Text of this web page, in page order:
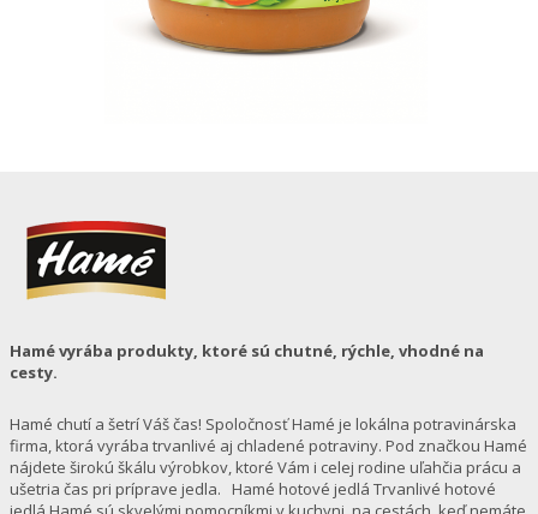
Hamé vyrába produkty, ktoré sú chutné, rýchle, vhodné na
cesty.
Hamé chutí a šetrí Váš čas! Spoločnosť Hamé je lokálna potravinárska
firma, ktorá vyrába trvanlivé aj chladené potraviny. Pod značkou Hamé
nájdete širokú škálu výrobkov, ktoré Vám i celej rodine uľahčia prácu a
ušetria čas pri príprave jedla. Hamé hotové jedlá Trvanlivé hotové